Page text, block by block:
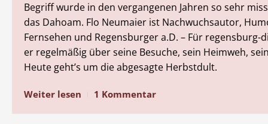
Begriff wurde in den vergangenen Jahren so sehr
das Dahoam. Flo Neumaier ist Nachwuchsautor,
Fernsehen und Regensburger a.D. – Für regensburg-
er regelmäßig über seine Besuche, sein Heimweh,
Heute geht’s um die abgesagte Herbstdult.
Weiter lesen 1 Kommentar